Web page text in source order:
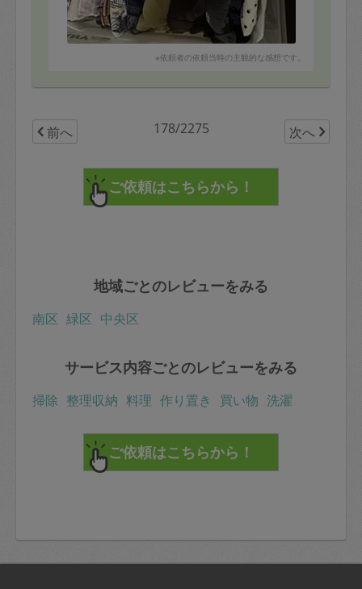
※依頼者の依頼当時の主観的な感想です。
前へ 178/2275 次へ
地域ごとのレビューをみる
南区 緑区 中央区
サービス内容ごとのレビューをみる
掃除 整理収納 料理 作り置き 買い物 洗濯